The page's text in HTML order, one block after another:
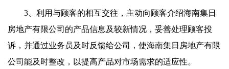
3、利用与顾客的相互交往，主动向顾客介绍海南集日
房地产有限公司的产品信息及较新情况，妥善处理顾客投
诉，并通过业务员及时反馈给公司，使海南集日房地产有限
公司能及时整改，以提高产品对市场需求的适应性。